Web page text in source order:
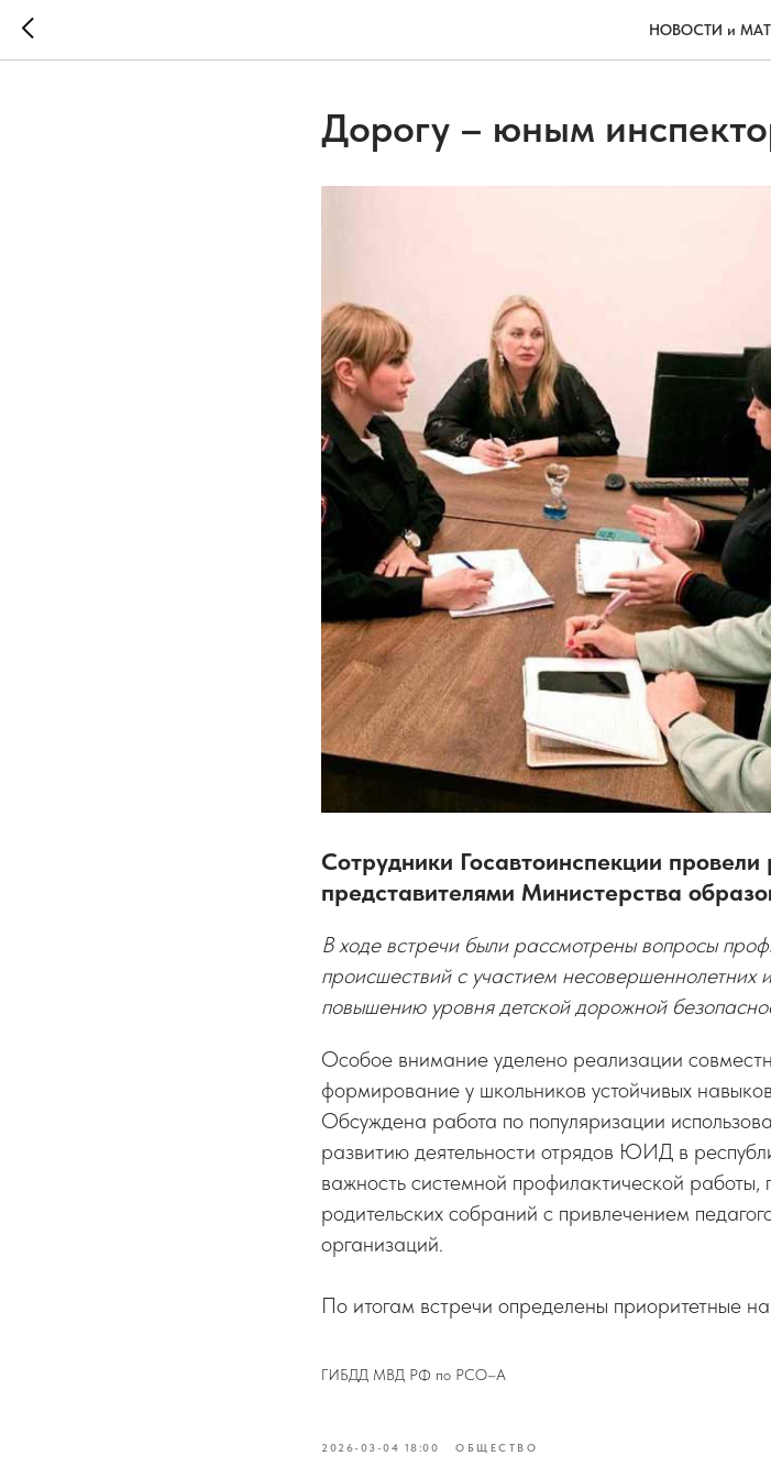
НОВОСТИ и
Дорогу – юным
Сотрудники Госавтоинспекции
представителями Министерства
В ходе встречи были рассмотрены вопросы
происшествий с участием
повышению уровня детской дорожной
Особое внимание уделено реализации
формирование у школьников устойчивых
Обсуждена работа по популяризации
развитию деятельности отрядов ЮИД в
важность системной профилактической
родительских собраний с привлечением
организаций.
По итогам встречи определены приоритетные
ГИБДД МВД РФ по РСО–А
2026-03-04 18:00 ОБЩЕСТВО